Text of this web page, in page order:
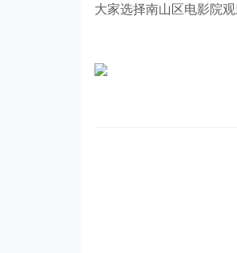
大家选择南山区电影院